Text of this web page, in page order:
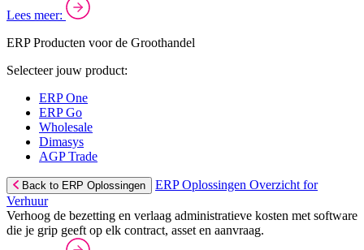
Lees meer:
ERP Producten voor de Groothandel
Selecteer jouw product:
ERP One
ERP Go
Wholesale
Dimasys
AGP Trade
Back to ERP Oplossingen
ERP Oplossingen Overzicht for
Verhuur
Verhoog de bezetting en verlaag administratieve kosten met software
die je grip geeft op elk contract, asset en aanvraag.